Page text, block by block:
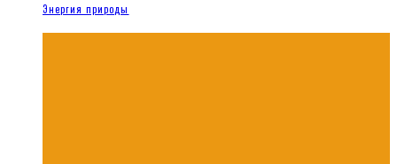
Энергия природы